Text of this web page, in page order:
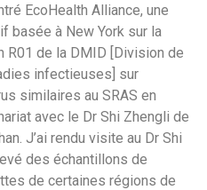
EcoHealth Alliance, une
basée à New York sur la
R01 de la DMID [Division de
infectieuses] sur
similaires au SRAS en
avec le Dr Shi Zhengli de
J’ai rendu visite au Dr Shi
des échantillons de
de certaines régions de